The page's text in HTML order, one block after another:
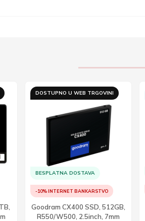
DOSTUPNO U WEB TRGOVINI
BESPLATNA DOSTAVA
-10% INTERNET BANKARSTVO
Goodram CX400 SSD, 512GB,
R550/W500, 2.5inch, 7mm